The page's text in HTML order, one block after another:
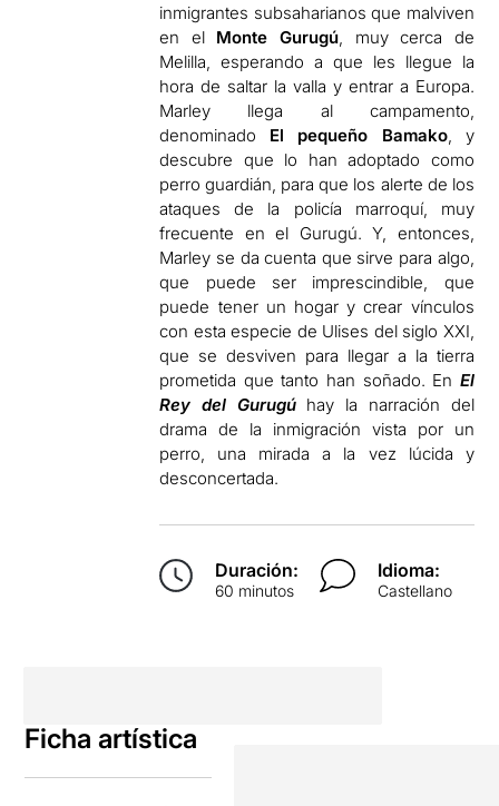
inmigrantes subsaharianos que malviven
en el Monte Gurugú, muy cerca de
Melilla, esperando a que les llegue la
hora de saltar la valla y entrar a Europa.
Marley llega al campamento,
denominado El pequeño Bamako, y
descubre que lo han adoptado como
perro guardián, para que los alerte de los
ataques de la policía marroquí, muy
frecuente en el Gurugú. Y, entonces,
Marley se da cuenta que sirve para algo,
que puede ser imprescindible, que
puede tener un hogar y crear vínculos
con esta especie de Ulises del siglo XXI,
que se desviven para llegar a la tierra
prometida que tanto han soñado. En El
Rey del Gurugúhay la narración del
drama de la inmigración vista por un
perro, una mirada a la vez lúcida y
desconcertada.
Duración:
60 minutos
Idioma:
Castellano
Ficha artística